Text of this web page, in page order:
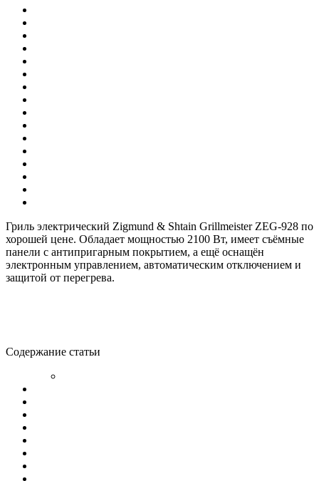
Гриль электрический Zigmund & Shtain Grillmeister ZEG-928 по
хорошей цене. Обладает мощностью 2100 Вт, имеет съёмные
панели с антипригарным покрытием, а ещё оснащён
электронным управлением, автоматическим отключением и
защитой от перегрева.
Содержание статьи